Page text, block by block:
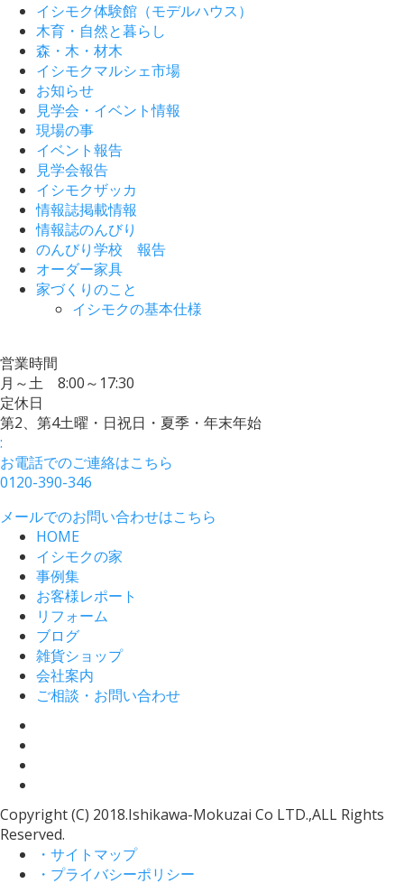
イシモク体験館（モデルハウス）
木育・自然と暮らし
森・木・材木
イシモクマルシェ市場
お知らせ
見学会・イベント情報
現場の事
イベント報告
見学会報告
イシモクザッカ
情報誌掲載情報
情報誌のんびり
のんびり学校 報告
オーダー家具
家づくりのこと
イシモクの基本仕様
営業時間
月～土 8:00～17:30
定休日
第2、第4土曜・日祝日・夏季・年末年始
:
お電話でのご連絡はこちら
0120-390-346
メールでのお問い合わせはこちら
HOME
イシモクの家
事例集
お客様レポート
リフォーム
ブログ
雑貨ショップ
会社案内
ご相談・お問い合わせ
Copyright (C) 2018.Ishikawa-Mokuzai Co LTD.,ALL Rights
Reserved.
・サイトマップ
・プライバシーポリシー